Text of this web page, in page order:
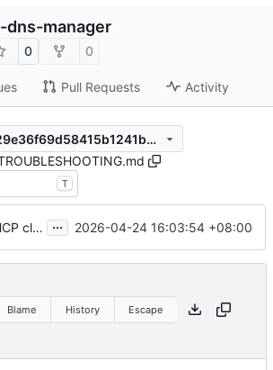
dns-manager
0 0
Pull Requests Activity
7d54c165a90529e36f69d58415b1241bb5992026
T
Fix DHCP client unable to get IP and config not persisting ... 2026-04-24 16:03:54 +08:00
Blame History Escape